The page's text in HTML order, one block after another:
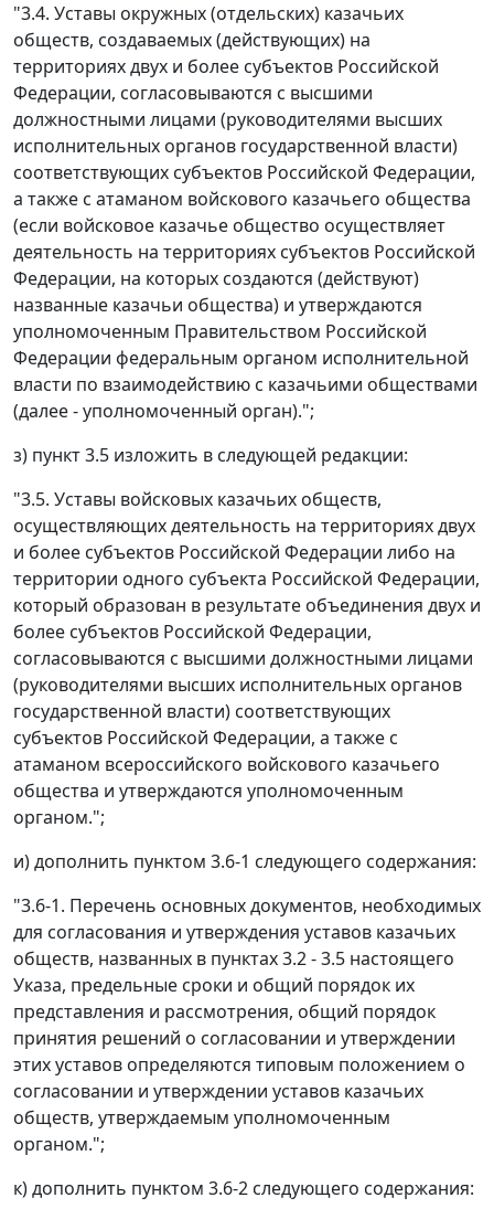
"3.4. Уставы окружных (отдельских) казачьих
обществ, создаваемых (действующих) на
территориях двух и более субъектов Российской
Федерации, согласовываются с высшими
должностными лицами (руководителями высших
исполнительных органов государственной власти)
соответствующих субъектов Российской Федерации,
а также с атаманом войскового казачьего общества
(если войсковое казачье общество осуществляет
деятельность на территориях субъектов Российской
Федерации, на которых создаются (действуют)
названные казачьи общества) и утверждаются
уполномоченным Правительством Российской
Федерации федеральным органом исполнительной
власти по взаимодействию с казачьими обществами
(далее - уполномоченный орган).";
з) пункт 3.5 изложить в следующей редакции:
"3.5. Уставы войсковых казачьих обществ,
осуществляющих деятельность на территориях двух
и более субъектов Российской Федерации либо на
территории одного субъекта Российской Федерации,
который образован в результате объединения двух и
более субъектов Российской Федерации,
согласовываются с высшими должностными лицами
(руководителями высших исполнительных органов
государственной власти) соответствующих
субъектов Российской Федерации, а также с
атаманом всероссийского войскового казачьего
общества и утверждаются уполномоченным
органом.";
и) дополнить пунктом 3.6-1 следующего содержания:
"3.6-1. Перечень основных документов, необходимых
для согласования и утверждения уставов казачьих
обществ, названных в пунктах 3.2 - 3.5 настоящего
Указа, предельные сроки и общий порядок их
представления и рассмотрения, общий порядок
принятия решений о согласовании и утверждении
этих уставов определяются типовым положением о
согласовании и утверждении уставов казачьих
обществ, утверждаемым уполномоченным
органом.";
к) дополнить пунктом 3.6-2 следующего содержания: